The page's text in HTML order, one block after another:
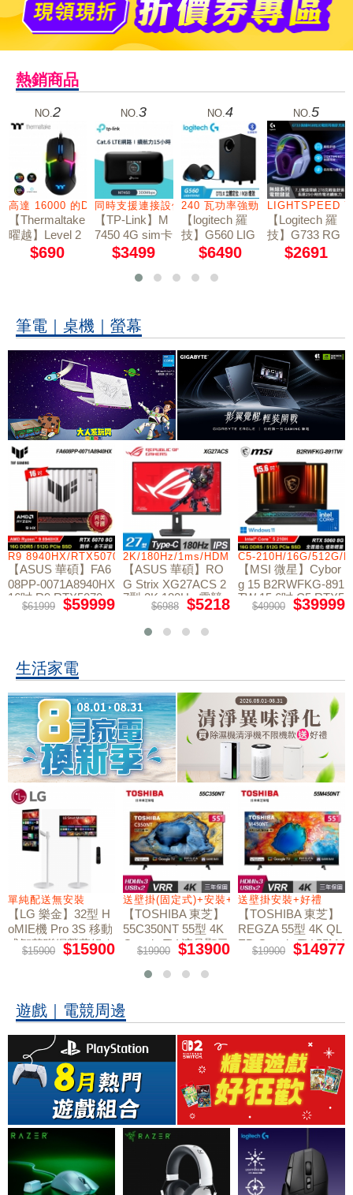
熱銷商品
400 瓦
NO. 2
高達 16000 的DPI值感測器
【Thermaltake
曜越】Level 2
0 RGB 電競滑
$690
NO.3
同時支援連接設備高達32台
【TP-Link】M
7450 4G sim卡
wifi無線網路行
LTE路由器]
$3499
NO. 4
240 瓦功率強勁音效
【logitech 羅
技】G560 LIG
HTSYNC PC
電競音箱系統
$6490
NO.5
LIGHTSPEED
【Logitech 羅
技】G733 RG
B炫光無線電
$2691
筆電｜桌機｜螢幕
R9 8940HX/RTX5070/512GB/16G
【ASUS 華碩】FA6
08PP-0071A8940HX
16吋 R9 RTX5070
電競筆電
$61999 $59999
2K/180Hz/1ms/HDMI/DP/IPS/Type-C
【ASUS 華碩】RO
G Strix XG27ACS 2
7型 2K 180Hz 電競
$6988 $5218
C5-210H/16G/512G/
【MSI 微星】Cybor
g 15 B2RWFKG-891
TW 15.6吋 C5 RTX5
060 電競筆電
$49900 $39999
生活家電
禮
單純配送無安裝
【LG 樂金】32型 H
oMIE機 Pro 3S 移動
式智慧聯網螢幕組｜
單純配送
$15900 $15900
送壁掛(固定式)+安裝+好禮贈
【TOSHIBA 東芝】
55C350NT 55型 4K
Google TV 液晶顯示
器｜含壁掛(固定式)
+安裝
$19900 $13900
送壁掛安裝+好禮
【TOSHIBA 東芝】
REGZA 55型 4K QL
ED Google TV 55M4
50NT液晶顯示器｜
$19900 $14977
遊戲｜電競周邊